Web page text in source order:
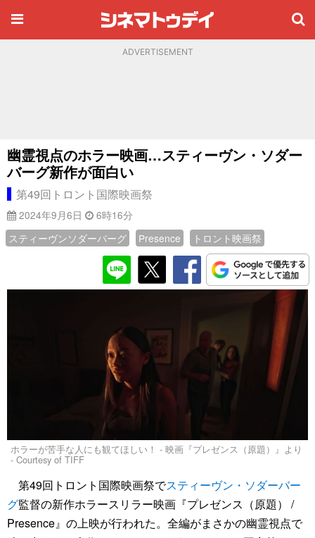
ADVERTISEMENT
幽霊視点のホラー映画…スティーヴン・ソダー
バーグ新作が面白い
第49回トロント国際映画祭
2024年9月6日
6時16分
スティーヴンソダーバーグ
Presence トロント映画祭
ホラーが苦手な人にも観てほしい！ - 映画『プレゼンス（原題）』より
- Courtesy of TIFF
第49回トロント国際映画祭でスティーヴン・ソダーバー
グ監督の新作ホラースリラー映画『プレゼンス（原題） /
Presence』の上映が行われた。全編がまさかの幽霊視点で